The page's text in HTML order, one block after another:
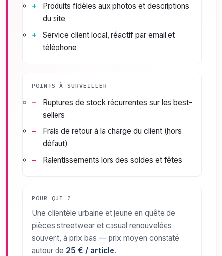
Produits fidèles aux photos et descriptions
du site
Service client local, réactif par email et
téléphone
POINTS À SURVEILLER
Ruptures de stock récurrentes sur les best-
sellers
Frais de retour à la charge du client (hors
défaut)
Ralentissements lors des soldes et fêtes
POUR QUI ?
Une clientèle urbaine et jeune en quête de
pièces streetwear et casual renouvelées
souvent, à prix bas — prix moyen constaté
autour de 25 € / article.